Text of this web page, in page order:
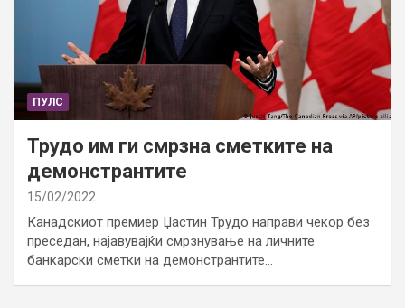
ПУЛС
Трудо им ги смрзна сметките на
демонстрантите
15/02/2022
Канадскиот премиер Џастин Трудо направи чекор без
преседан, најавувајќи смрзнување на личните
банкарски сметки на демонстрантите…